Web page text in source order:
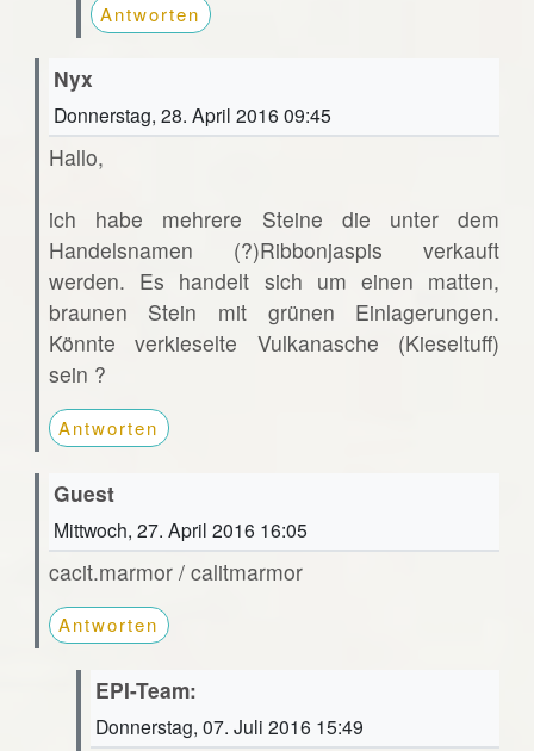
Antworten
Nyx
Donnerstag, 28. April 2016 09:45
Hallo,
ich habe mehrere Steine die unter dem
Handelsnamen (?)Ribbonjaspis verkauft
werden. Es handelt sich um einen matten,
braunen Stein mit grünen Einlagerungen.
Könnte verkieselte Vulkanasche (Kieseltuff)
sein ?
Antworten
Guest
Mittwoch, 27. April 2016 16:05
cacit.marmor / calitmarmor
Antworten
EPI-Team:
Donnerstag, 07. Juli 2016 15:49